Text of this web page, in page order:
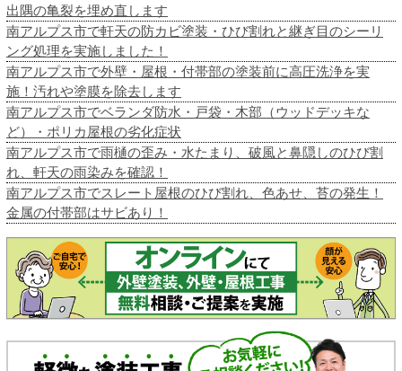
出隅の亀裂を埋め直します
南アルプス市で軒天の防カビ塗装・ひび割れと継ぎ目のシーリ
ング処理を実施しました！
南アルプス市で外壁・屋根・付帯部の塗装前に高圧洗浄を実
施！汚れや塗膜を除去します
南アルプス市でベランダ防水・戸袋・木部（ウッドデッキな
ど）・ポリカ屋根の劣化症状
南アルプス市で雨樋の歪み・水たまり、破風と鼻隠しのひび割
れ、軒天の雨染みを確認！
南アルプス市でスレート屋根のひび割れ、色あせ、苔の発生！
金属の付帯部はサビあり！